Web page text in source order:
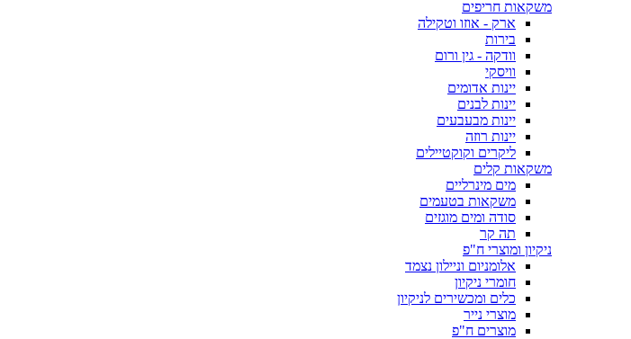
משקאות חריפים
ארק - אוזו וטקילה
בירות
וודקה - גין ורום
וויסקי
יינות אדומים
יינות לבנים
יינות מבעבעים
יינות רוזה
ליקרים וקוקטיילים
משקאות קלים
מים מינרליים
משקאות בטעמים
סודה ומים מוגזים
תה קר
ניקיון ומוצרי ח"פ
אלומניום וניילון נצמד
חומרי ניקיון
כלים ומכשירים לניקיון
מוצרי נייר
מוצרים ח"פ